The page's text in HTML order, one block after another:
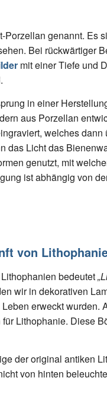
genannt. Es
Bei rückwärtiger
mit einer Tiefe und
in einer
aus Porzellan
welches
das Licht das
genutzt, mit
ist abhängig von
von
bedeutet
wir in dekorativen
erweckt
Lithophanie. Diese
der original antiken
von hinten